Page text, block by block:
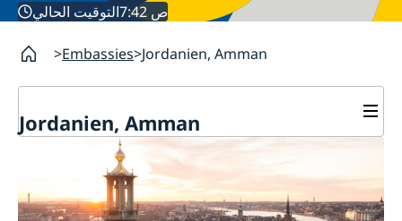
التوقيت الحالي 7:42 ص
Embassies Jordanien, Amman
Jordanien, Amman